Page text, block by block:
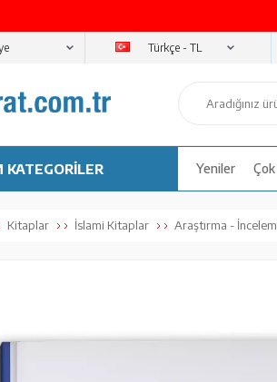
Türkçe - TL
KATEGORİLER Yeniler
Kitaplar İslami Kitaplar Araştırma -